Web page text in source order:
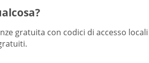
gratuita con codici di accesso